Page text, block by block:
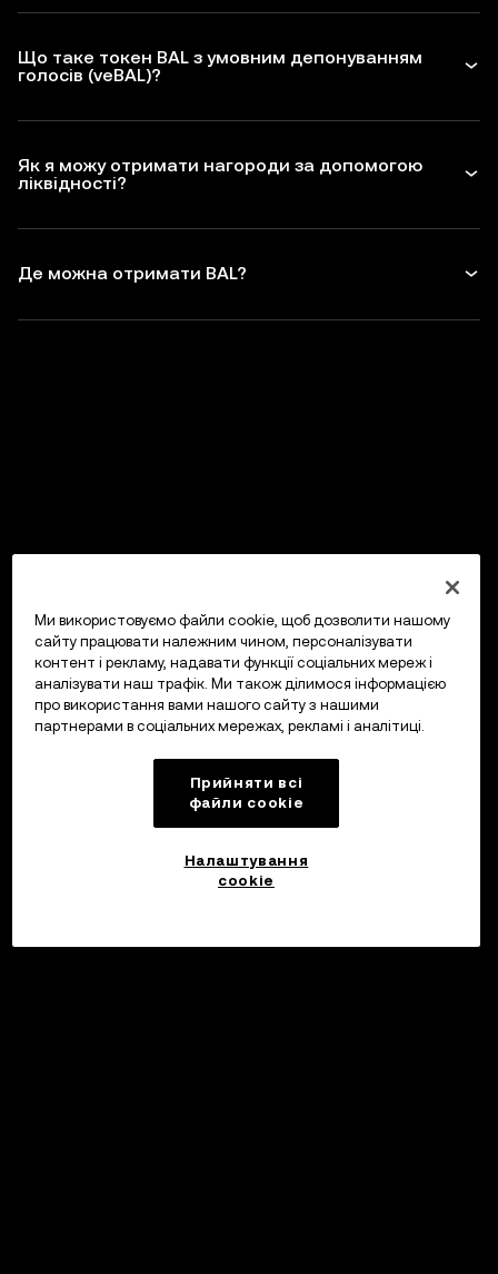
Що таке токен BAL з умовним депонуванням
голосів (veBAL)?
Як я можу отримати нагороди за допомогою
ліквідності?
Де можна отримати BAL?
Ми використовуємо файли cookie, щоб дозволити нашому
сайту працювати належним чином, персоналізувати
контент і рекламу, надавати функції соціальних мереж і
аналізувати наш трафік. Ми також ділимося інформацією
про використання вами нашого сайту з нашими
партнерами в соціальних мережах, рекламі і аналітиці.
Прийняти всі
файли сookie
Налаштування
cookie